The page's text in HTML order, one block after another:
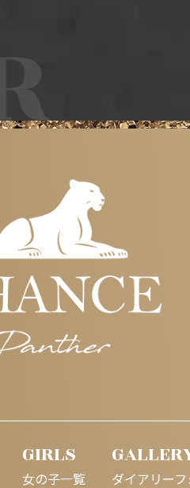
GIRLS
女の子一覧 ダイアリーフ